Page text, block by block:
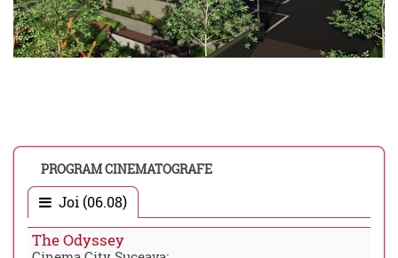
PROGRAM CINEMATOGRAFE
Joi (06.08)
The Odyssey